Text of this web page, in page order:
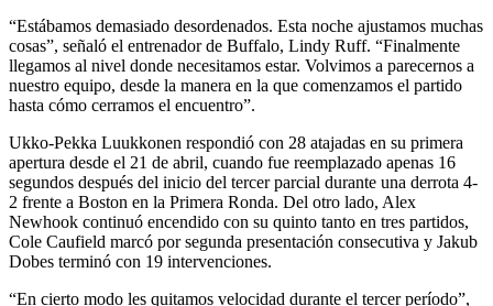
“Estábamos demasiado desordenados. Esta noche ajustamos muchas
cosas”, señaló el entrenador de Buffalo, Lindy Ruff. “Finalmente
llegamos al nivel donde necesitamos estar. Volvimos a parecernos a
nuestro equipo, desde la manera en la que comenzamos el partido
hasta cómo cerramos el encuentro”.
Ukko-Pekka Luukkonen respondió con 28 atajadas en su primera
apertura desde el 21 de abril, cuando fue reemplazado apenas 16
segundos después del inicio del tercer parcial durante una derrota 4-
2 frente a Boston en la Primera Ronda. Del otro lado, Alex
Newhook continuó encendido con su quinto tanto en tres partidos,
Cole Caufield marcó por segunda presentación consecutiva y Jakub
Dobes terminó con 19 intervenciones.
“En cierto modo les quitamos velocidad durante el tercer período”,